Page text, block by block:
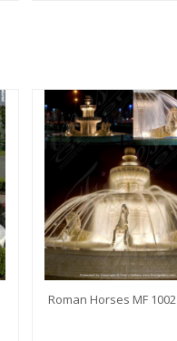
Roman Horses MF 1002